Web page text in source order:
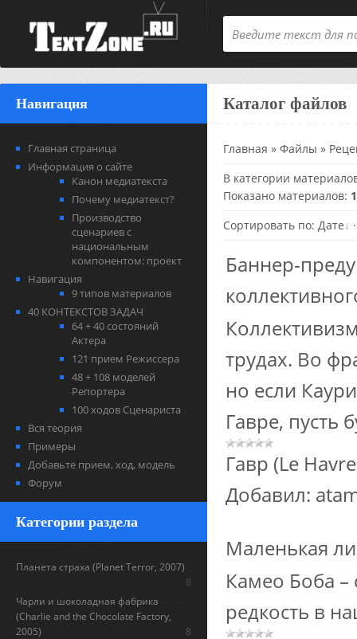
Навигация
Главная страница
Информация о сайте
Канон медиатекста
Почему медиатекст?
Производство
сценариев с
национальным
компонентом: проект
Навигация
9 типов материалов
40 КОНТЕКСТОВ ЗАДАЧ
64 + 40 состояний
Актера
121 прием Режиссера
48 + 108 моделей
Репортера
100 ходов Сценариста
Вся теория
Примеры
Добавьте прием, ход, модель
Форум
Категории раздела
Планета страха (Planet Terror, 2007)
8
Чарли и шоколадная фабрика
(Charlie and the Chocolate Factory,
2005)
8
Каталог файлов
Главная » Файлы »
В категории
Показано материалов:
Сортировать по: Дате
Баннер-
трудах. Во
но если
Гавре, пусть
Гавр (Le
Добавил:
Маленькая
Камео Боба –
редкость в